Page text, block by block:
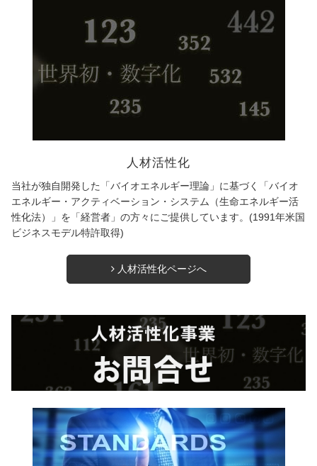
人材活性化
当社が独自開発した「バイオエネルギー理論」に基づく「バイオ
エネルギー・アクティベーション・システム（生命エネルギー活
性化法）」を「経営者」の方々にご提供しています。(1991年米国
ビジネスモデル特許取得)
人材活性化ページへ